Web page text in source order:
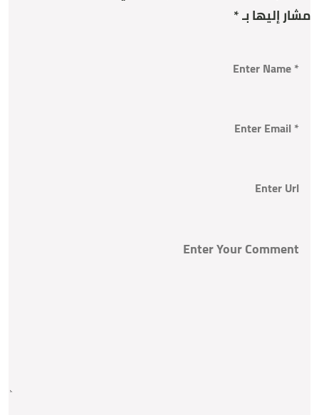
مشار إليها بـ*